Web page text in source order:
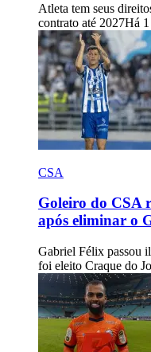
Atleta tem seus
contrato até 2027Há
CSA
Goleiro do CSA
após eliminar o
Gabriel Félix passou
foi eleito Craque do